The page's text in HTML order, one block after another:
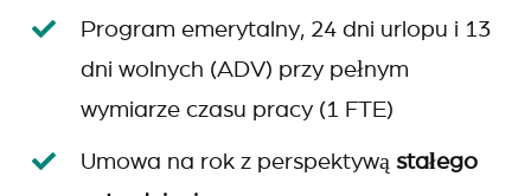
Program emerytalny, 24 dni urlopu i 13
dni wolnych (ADV) przy pełnym
wymiarze czasu pracy (1 FTE)
Umowa na rok z perspektywą stałego